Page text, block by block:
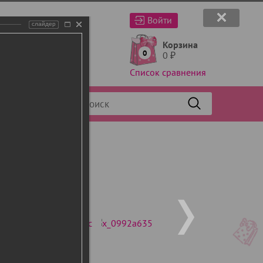
Войти
0
Корзина
0 ₽
Список сравнения
слайдер